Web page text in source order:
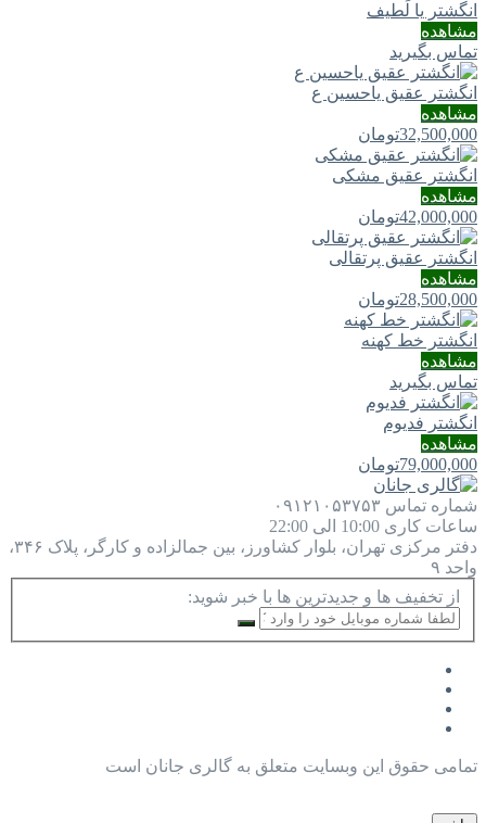
انگشتر یا لَطيف
مشاهده
تماس بگیرید
انگشتر عقیق یاحسین ع
مشاهده
32,500,000تومان
انگشتر عقیق مشکی
مشاهده
42,000,000تومان
انگشتر عقیق پرتقالی
مشاهده
28,500,000تومان
انگشتر خط کهنه
مشاهده
تماس بگیرید
انگشتر فدیوم
مشاهده
79,000,000تومان
شماره تماس ۰۹۱۲۱۰۵۳۷۵۳
ساعات کاری 10:00 الی 22:00
دفتر مرکزی
تهران، بلوار کشاورز، بین جمالزاده و کارگر، پلاک ۳۴۶،
واحد ۹
از تخفیف ها و جدیدترین ها با خبر شوید:
تمامی حقوق این وبسایت متعلق به گالری جانان است